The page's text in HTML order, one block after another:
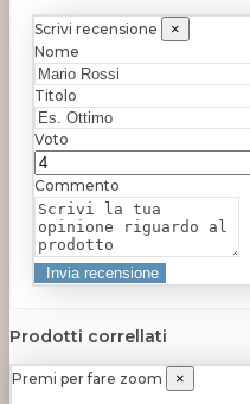
Scrivi recensione
×
Nome
Titolo
Voto
Commento
Prodotti correllati
Premi per fare zoom ×